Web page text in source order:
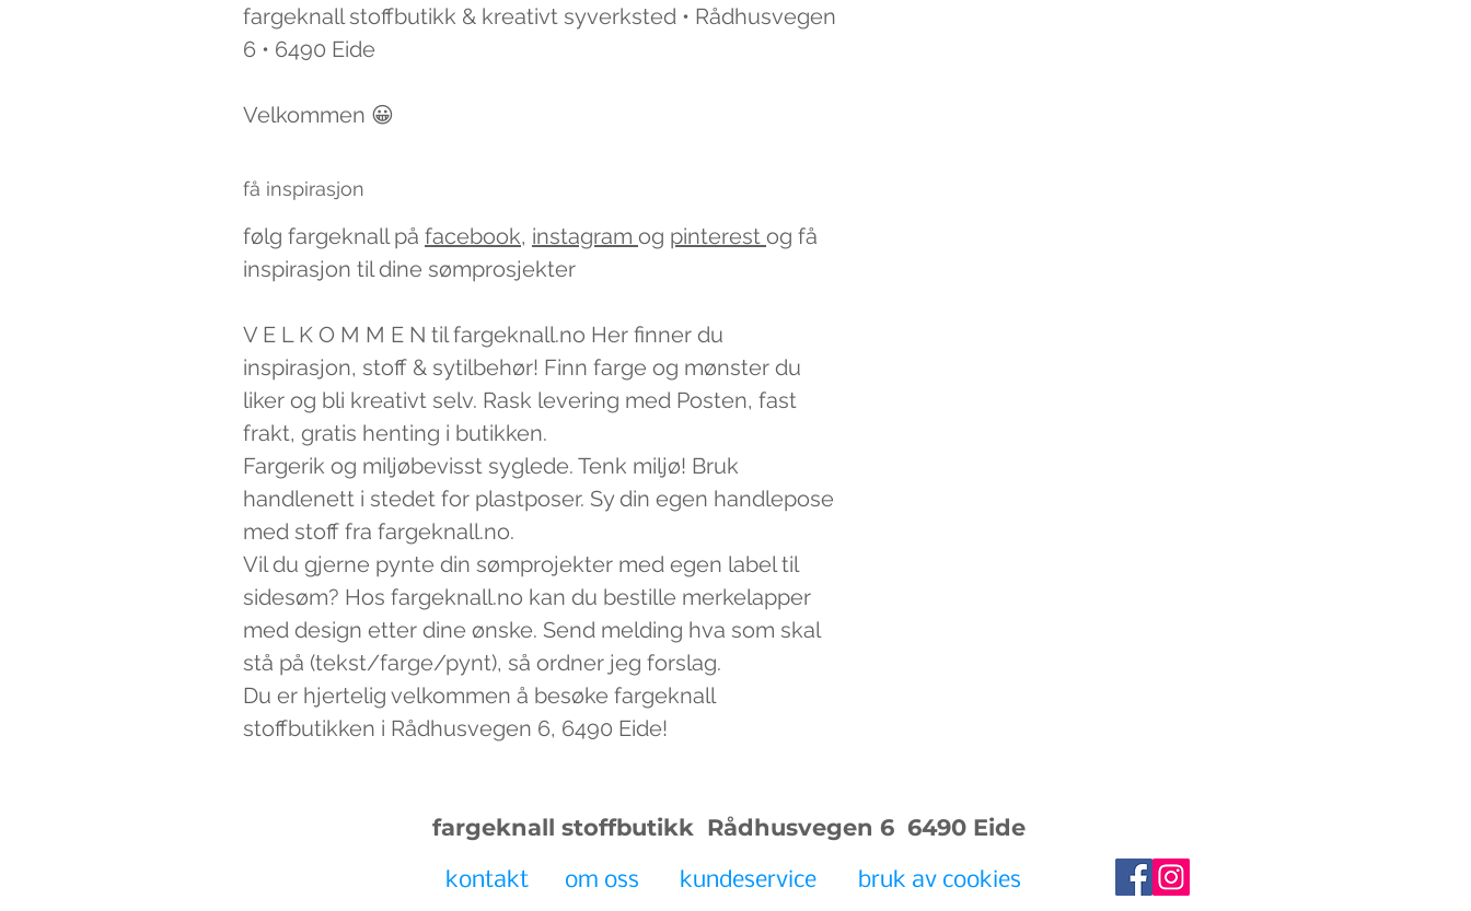
fargeknall stoffbutikk & kreativt syverksted • Rådhusvegen
6 • 6490 Eide
Velkommen 😀
få inspirasjon
følg fargeknall på facebook, instagram og pinterest og få
inspirasjon til dine sømprosjekter
V E L K O M M E N til fargeknall.no Her finner du
inspirasjon, stoff & sytilbehør! Finn farge og mønster du
liker og bli kreativt selv. Rask levering med Posten, fast
frakt, gratis henting i butikken.
Fargerik og miljøbevisst syglede. Tenk miljø! Bruk
handlenett i stedet for plastposer. Sy din egen handlepose
med stoff fra fargeknall.no.
Vil du gjerne pynte din sømprojekter med egen label til
sidesøm? Hos fargeknall.no kan du bestille merkelapper
med design etter dine ønske. Send melding hva som skal
stå på (tekst/farge/pynt), så ordner jeg forslag.
Du er hjertelig velkommen å besøke fargeknall
stoffbutikken i Rådhusvegen 6, 6490 Eide!
fargeknall stoffbutikk Rådhusvegen 6 6490 Eide
kontakt om oss kundeservice bruk av cookies